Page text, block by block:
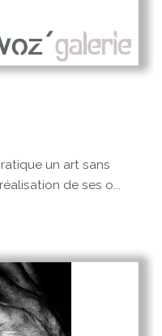
un art sans
de ses o...